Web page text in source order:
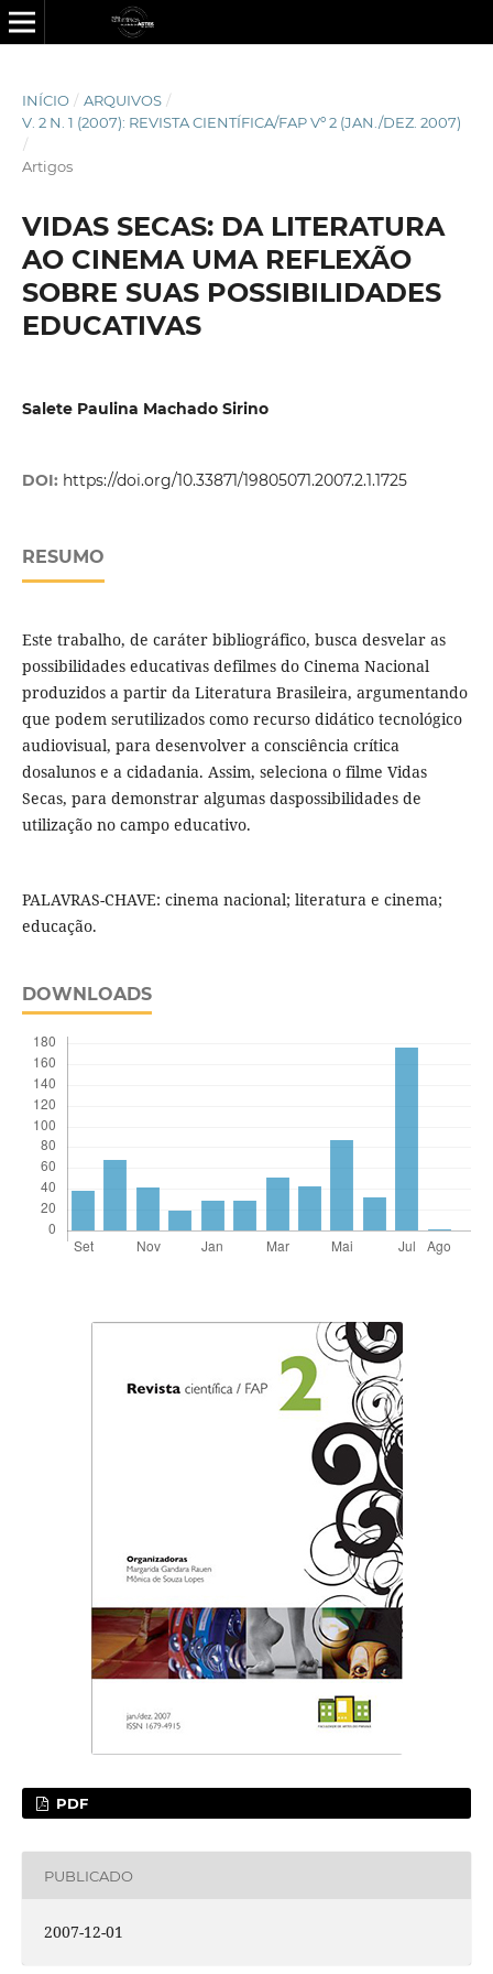
INÍCIO / ARQUIVOS /
V. 2 N. 1 (2007): REVISTA CIENTÍ­FICA/FAP Vº 2 (JAN./DEZ. 2007)
/
Artigos
VIDAS SECAS: DA LITERATURA
AO CINEMA UMA REFLEXÃO
SOBRE SUAS POSSIBILIDADES
EDUCATIVAS
Salete Paulina Machado Sirino
DOI: https://doi.org/10.33871/19805071.2007.2.1.1725
RESUMO
Este trabalho, de caráter bibliográfico, busca desvelar as
possibilidades educativas defilmes do Cinema Nacional
produzidos a partir da Literatura Brasileira, argumentando
que podem serutilizados como recurso didático tecnológico
audiovisual, para desenvolver a consciência crí­tica
dosalunos e a cidadania. Assim, seleciona o filme Vidas
Secas, para demonstrar algumas daspossibilidades de
utilização no campo educativo.
PALAVRAS-CHAVE: cinema nacional; literatura e cinema;
educação.
DOWNLOADS
PDF
PUBLICADO
2007-12-01